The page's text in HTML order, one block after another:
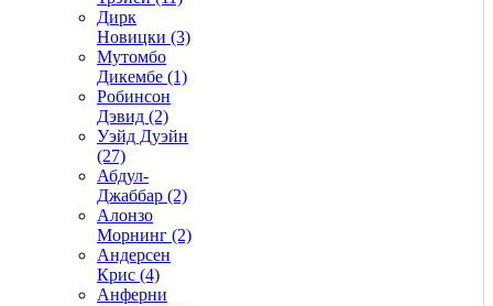
Дирк
Новицки (3)
Мутомбо
Дикембе (1)
Робинсон
Дэвид (2)
Уэйд Дуэйн
(27)
Абдул-
Джаббар (2)
Алонзо
Морнинг (2)
Андерсен
Крис (4)
Анферни